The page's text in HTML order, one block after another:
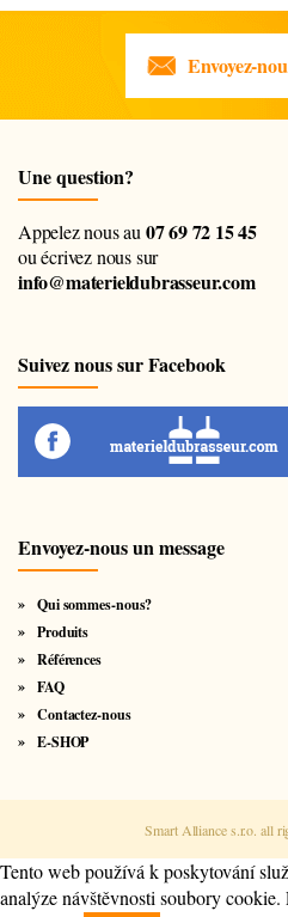
Envoyez-
Une question?
Appelez nous au 07 69 72 15 45
ou écrivez nous sur
info@materieldubrasseur.com
Suivez nous sur Facebook
Envoyez-nous un message
Qui sommes-nous?
Produits
Références
FAQ
Contactez-nous
E-SHOP
Smart Alliance s.r.o. all
Tento web používá k poskytování
analýze návštěvnosti soubory